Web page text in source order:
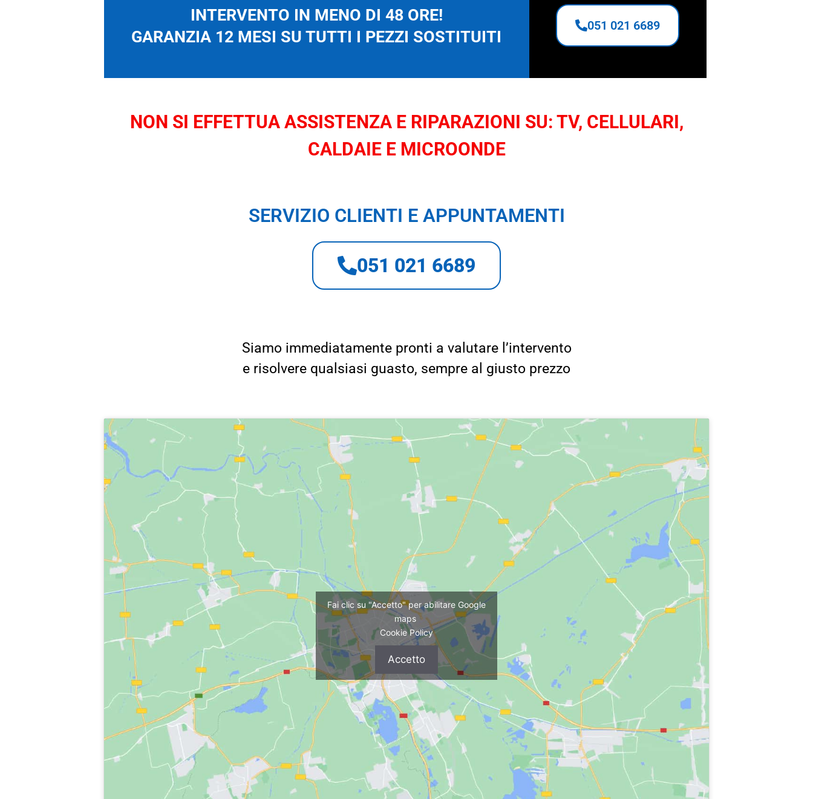
INTERVENTO IN MENO DI 48 ORE!
GARANZIA 12 MESI SU TUTTI I PEZZI SOSTITUITI
051 021 6689
NON SI EFFETTUA ASSISTENZA E RIPARAZIONI SU: TV, CELLULARI,
CALDAIE E MICROONDE
SERVIZIO CLIENTI E APPUNTAMENTI
051 021 6689
Siamo immediatamente pronti a valutare l’intervento
e risolvere qualsiasi guasto, sempre al giusto prezzo
Fai clic su "Accetto" per abilitare Google
maps
Cookie Policy
Accetto